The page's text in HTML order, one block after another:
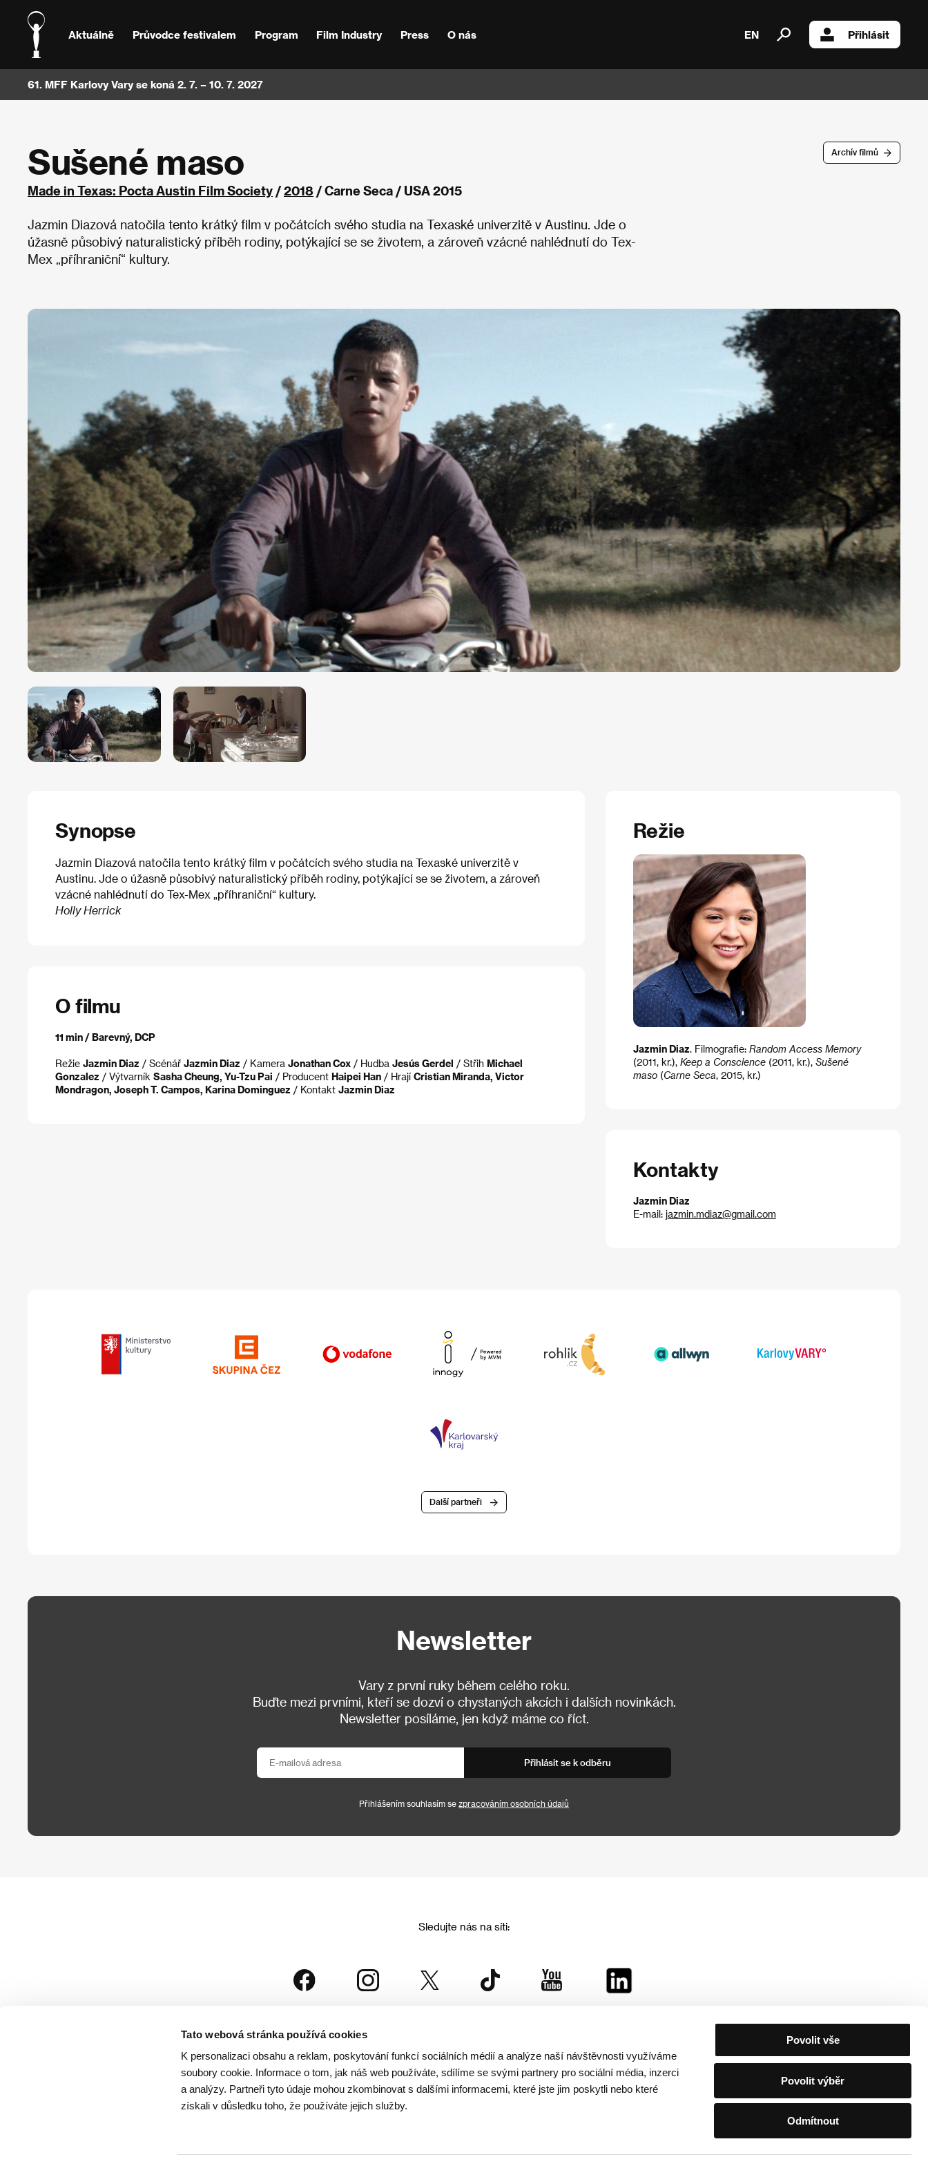
Tato webová stránka používá cookies
K personalizaci obsahu a reklam, poskytování funkcí sociálních médií a analýze naší návštěvnosti využíváme
soubory cookie. Informace o tom, jak náš web používáte, sdílíme se svými partnery pro sociální média, inzerci
a analýzy. Partneři tyto údaje mohou zkombinovat s dalšími informacemi, které jste jim poskytli nebo které
získali v důsledku toho, že používáte jejich služby.
Povolit vše
Povolit výběr
Odmítnout
Aktuálně Průvodce festivalem Program Film Industry Press O nás EN Přihlásit
61. MFF Karlovy Vary se koná 2. 7. – 10. 7. 2027
Archív filmů
Sušené maso
Made in Texas: Pocta Austin Film Society /2018 / Carne Seca / USA 2015
Jazmin Diazová natočila tento krátký film v počátcích svého studia na Texaské univerzitě v Austinu. Jde o
úžasně působivý naturalistický příběh rodiny, potýkající se se životem, a zároveň vzácné nahlédnutí do Tex-
Mex „příhraniční“ kultury.
Synopse
Jazmin Diazová natočila tento krátký film v počátcích svého studia na Texaské univerzitě v
Austinu. Jde o úžasně působivý naturalistický příběh rodiny, potýkající se se životem, a zároveň
vzácné nahlédnutí do Tex-Mex „příhraniční“ kultury.
Holly Herrick
O filmu
11 min / Barevný, DCP
Režie Jazmin Diaz / Scénář Jazmin Diaz / Kamera Jonathan Cox / Hudba Jesús Gerdel / Střih Michael
Gonzalez / Výtvarník Sasha Cheung, Yu-Tzu Pai / Producent Haipei Han / Hrají Cristian Miranda, Victor
Mondragon, Joseph T. Campos, Karina Dominguez / Kontakt Jazmin Diaz
Režie
Jazmin Diaz. Filmografie: Random Access Memory
(2011, kr.), Keep a Conscience(2011, kr.), Sušené
maso(Carne Seca, 2015, kr.)
Kontakty
Jazmin Diaz
E-mail: jazmin.mdiaz@gmail.com
Další partneři
Newsletter
Vary z první ruky během celého roku.
Buďte mezi prvními, kteří se dozví o chystaných akcích i dalších novinkách.
Newsletter posíláme, jen když máme co říct.
Přihlásit se k odběru
Přihlášením souhlasím se zpracováním osobních údajů
Sledujte nás na síti:
je součástí rodiny KVIFF Group, která zastřešuje i další projekty: